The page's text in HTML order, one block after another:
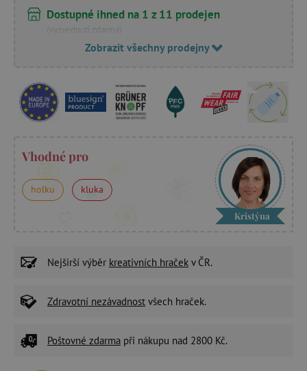
Dostupné ihned na 1 z 11 prodejen
(vyzvednutí zdarma)
Zobrazit všechny prodejny
Vhodné pro
holku kluka
Kristýna
Nejširší výběr kreativních hraček v ČR.
Zdravotní nezávadnost všech hraček.
Poštovné zdarma při nákupu nad 2800 Kč.